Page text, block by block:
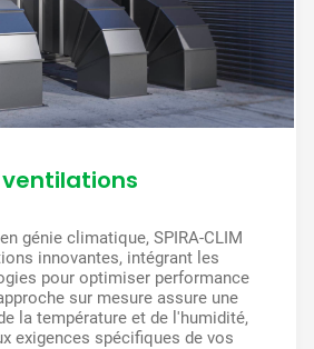
génie climatique, SPIRA-CLIM
innovantes, intégrant les
pour optimiser performance
sur mesure assure une
la température et de l'humidité,
exigences spécifiques de vos